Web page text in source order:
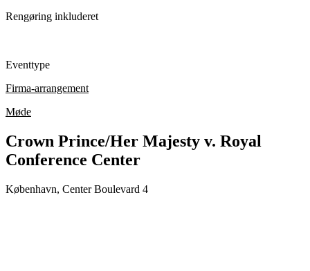
Rengøring inkluderet
Eventtype
Firma-arrangement
Møde
Crown Prince/Her Majesty v. Royal
Conference Center
København, Center Boulevard 4